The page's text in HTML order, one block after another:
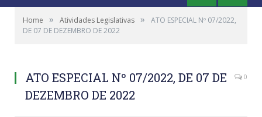
Home » Atividades Legislativas »
ATO ESPECIAL Nº 07/2022,
DE 07 DE DEZEMBRO DE 2022
ATO ESPECIAL Nº 07/2022, DE 07 DE
DEZEMBRO DE 2022
0